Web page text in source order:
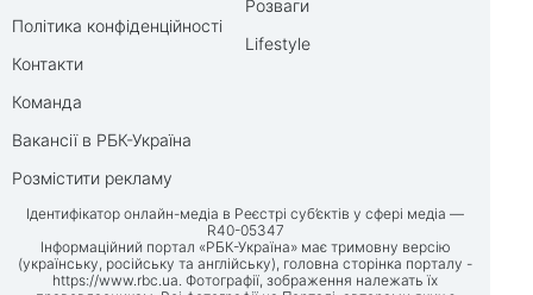
Політика конфіденційності
Контакти
Команда
Вакансії в РБК-Україна
Розмістити рекламу
Розваги
Lifestyle
Ідентифікатор онлайн-медіа в Реєстрі суб’єктів у сфері медіа —
R40-05347
Інформаційний портал «РБК-Україна» має тримовну версію
(українську, російську та англійську), головна сторінка порталу -
https://www.rbc.ua. Фотографії, зображення належать їх